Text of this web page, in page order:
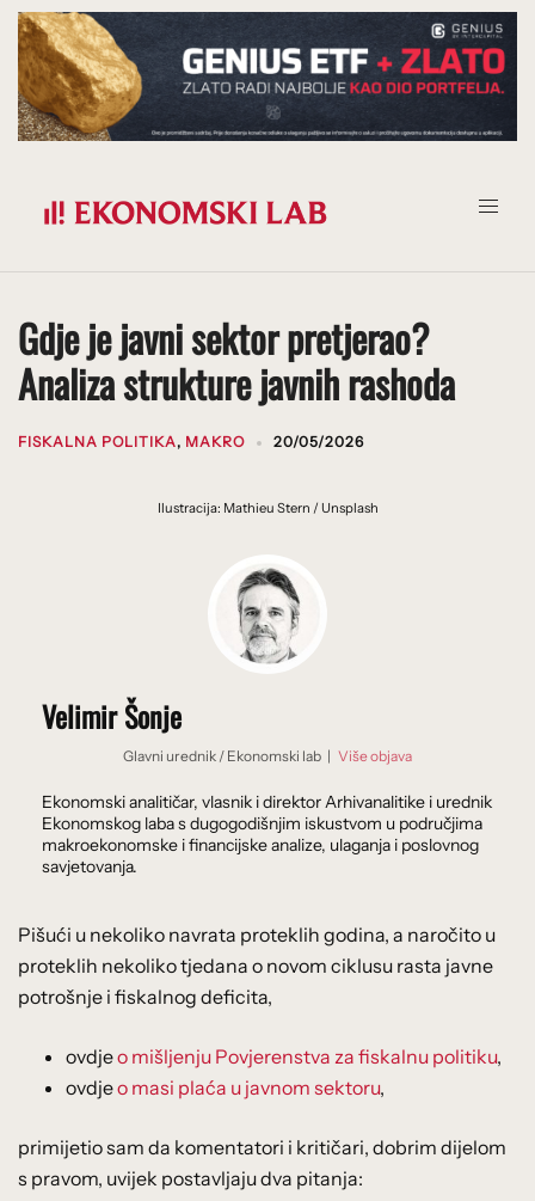
Prijeđi
na
sadržaj
Gdje je javni sektor pretjerao?
Analiza strukture javnih rashoda
FISKALNA POLITIKA, MAKRO 20/05/2026
Ilustracija: Mathieu Stern / Unsplash
Velimir Šonje
Glavni urednik / Ekonomski lab | Više objava
Ekonomski analitičar, vlasnik i direktor Arhivanalitike i urednik
Ekonomskog laba s dugogodišnjim iskustvom u područjima
makroekonomske i financijske analize, ulaganja i poslovnog
savjetovanja.
Pišući u nekoliko navrata proteklih godina, a naročito u
proteklih nekoliko tjedana o novom ciklusu rasta javne
potrošnje i fiskalnog deficita,
ovdjeo mišljenju Povjerenstva za fiskalnu politiku,
ovdjeo masi plaća u javnom sektoru,
primijetio sam da komentatori i kritičari, dobrim dijelom
s pravom, uvijek postavljaju dva pitanja: